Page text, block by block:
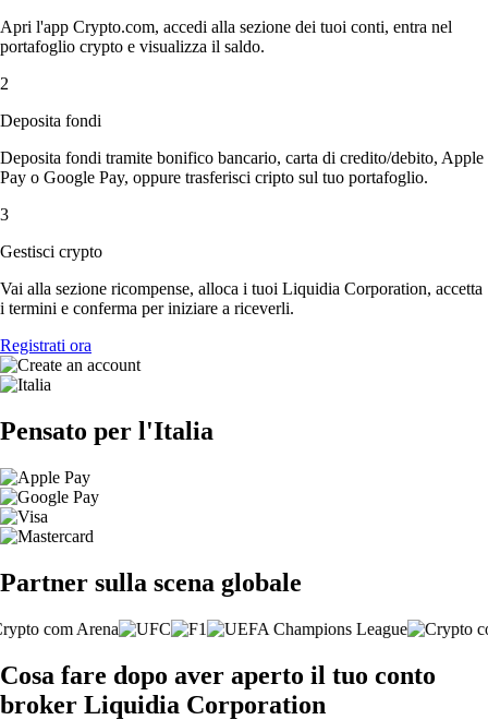
Apri l'app Crypto.com, accedi alla sezione dei tuoi conti, entra nel
portafoglio crypto e visualizza il saldo.
2
Deposita fondi
Deposita fondi tramite bonifico bancario, carta di credito/debito, Apple
Pay o Google Pay, oppure trasferisci cripto sul tuo portafoglio.
3
Gestisci crypto
Vai alla sezione ricompense, alloca i tuoi Liquidia Corporation, accetta
i termini e conferma per iniziare a riceverli.
Registrati ora
Pensato per l'Italia
Partner sulla scena globale
Cosa fare dopo aver aperto il tuo conto
broker Liquidia Corporation